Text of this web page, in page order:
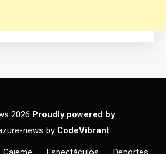
2026 Proudly powered by
news by CodeVibrant.